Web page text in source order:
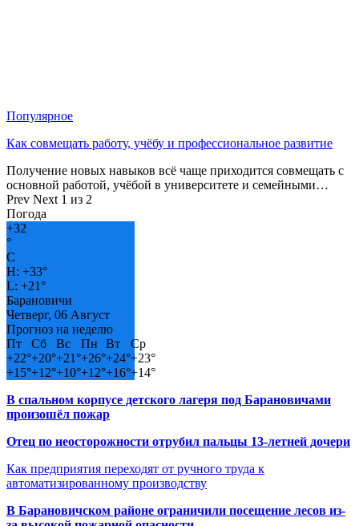
Популярное
Как совмещать работу, учёбу и профессиональное развитие
Получение новых навыков всё чаще приходится совмещать с
основной работой, учёбой в университете и семейными…
Prev Next 1 из 2
Погода
+32
°
C
H: +33°
L: +21°
Барановичи
Четверг, 06 Август
Прогноз на неделю
Пт
Сб Вс Пн Вт
Ср
+22°+20°+21°+26°+24°+23°
+15°+12°+10°+12°+16°+14°
В спальном корпусе детского лагеря под Барановичами
произошёл пожар
Отец по неосторожности отрубил пальцы 13-летней дочери
Как предприятия переходят от ручного труда к
автоматизированному производству
В Барановичском районе ограничили посещение лесов из-